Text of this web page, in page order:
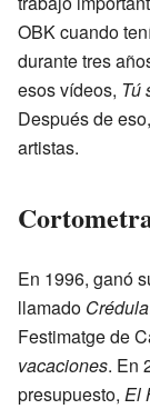
OBK cuando
durante tres
esos vídeos, Tú
Después de
artistas.
En 1996, ganó
llamado Crédula
Festimatge de
vacaciones. En
presupuesto, El